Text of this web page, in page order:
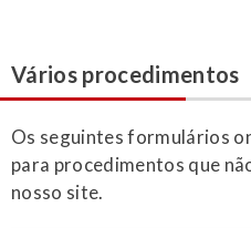
Vários procedimentos
Os seguintes formulários
para procedimentos que
nosso site.